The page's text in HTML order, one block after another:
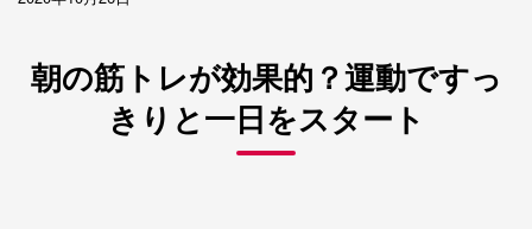
朝の筋トレが効果的？運動ですっ
きりと一日をスタート